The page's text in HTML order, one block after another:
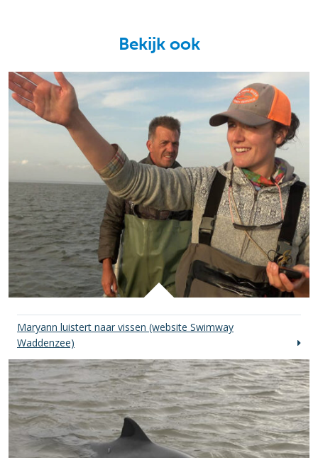
Bekijk ook
Maryann luistert naar vissen (website Swimway
Waddenzee)